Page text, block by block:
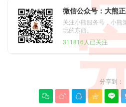
微信公众号：大熊
关注小熊服务号，小熊
玩的东西。
311816人已关注
分享到：
    